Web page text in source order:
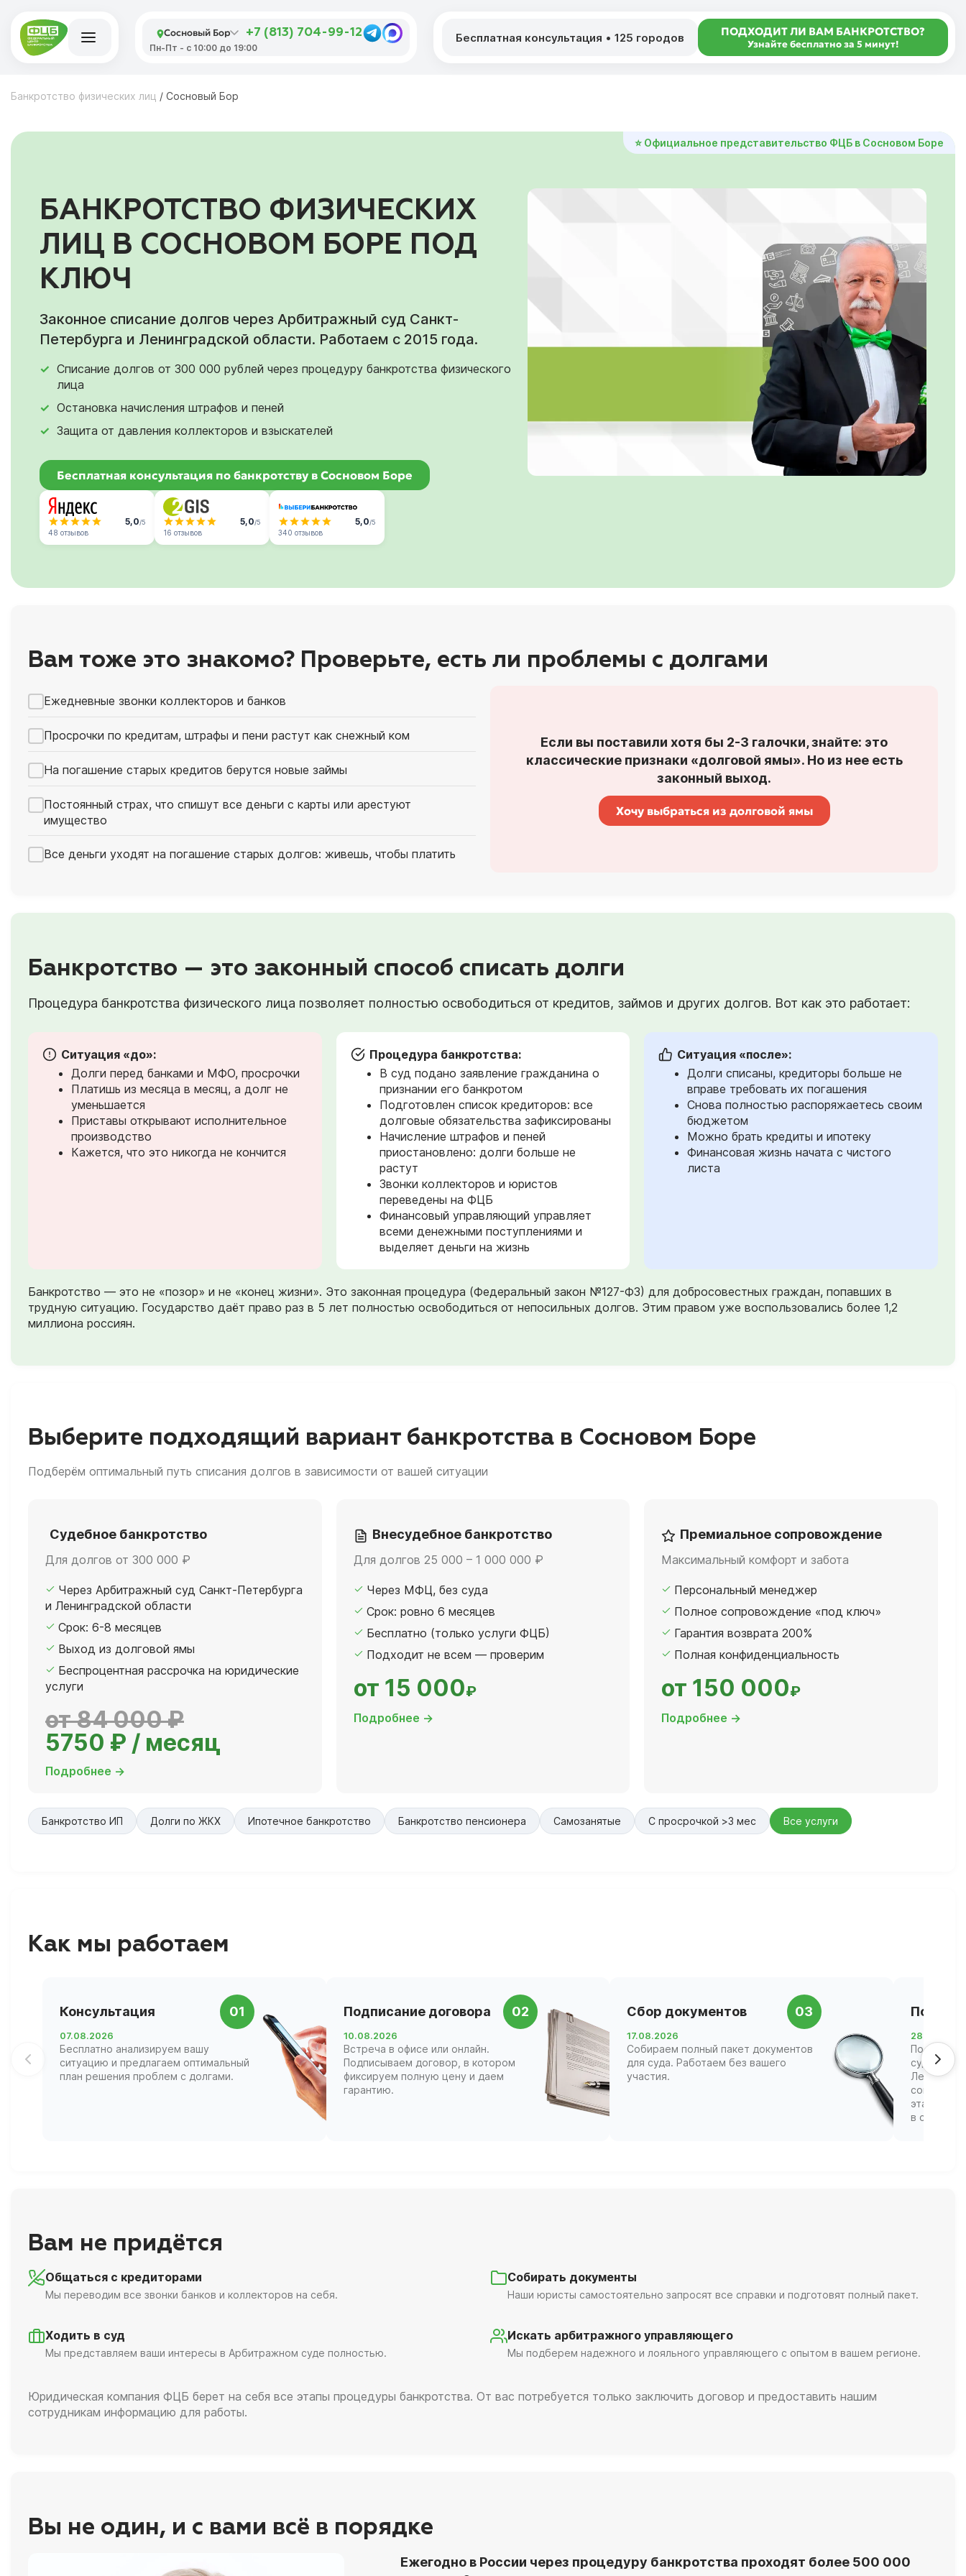
Сосновый Бор +7 (813) 704-99-12
Пн-Пт - с 10:00 до 19:00
Бесплатная консультация • 125 городов ПОДХОДИТ ЛИ ВАМ БАНКРОТСТВО?
Узнайте бесплатно за 5 минут!
Банкротство физических лиц / Сосновый Бор
⭐ Официальное представительство ФЦБ в Сосновом Боре
БАНКРОТСТВО ФИЗИЧЕСКИХ
ЛИЦ В СОСНОВОМ БОРЕ ПОД
КЛЮЧ
Законное списание долгов через Арбитражный суд Санкт-
Петербурга и Ленинградской области. Работаем с 2015 года.
Списание долгов от 300 000 рублей через процедуру банкротства физического
лица
Остановка начисления штрафов и пеней
Защита от давления коллекторов и взыскателей
Бесплатная консультация по банкротству в Сосновом Боре
5,0/5
48 отзывов
5,0/5
16 отзывов
5,0/5
340 отзывов
Вам тоже это знакомо? Проверьте, есть ли проблемы с долгами
Ежедневные звонки коллекторов и банков
Просрочки по кредитам, штрафы и пени растут как снежный ком
На погашение старых кредитов берутся новые займы
Постоянный страх, что спишут все деньги с карты или арестуют
имущество
Все деньги уходят на погашение старых долгов: живешь, чтобы платить
Если вы поставили хотя бы 2-3 галочки, знайте: это
классические признаки «долговой ямы». Но из нее есть
законный выход.
Хочу выбраться из долговой ямы
Банкротство — это законный способ списать долги
Процедура банкротства физического лица позволяет полностью освободиться от кредитов, займов и других долгов. Вот как это работает:
Ситуация «до»:
Долги перед банками и МФО, просрочки
Платишь из месяца в месяц, а долг не
уменьшается
Приставы открывают исполнительное
производство
Кажется, что это никогда не кончится
Процедура банкротства:
В суд подано заявление гражданина о
признании его банкротом
Подготовлен список кредиторов: все
долговые обязательства зафиксированы
Начисление штрафов и пеней
приостановлено: долги больше не
растут
Звонки коллекторов и юристов
переведены на ФЦБ
Финансовый управляющий управляет
всеми денежными поступлениями и
выделяет деньги на жизнь
Ситуация «после»:
Долги списаны, кредиторы больше не
вправе требовать их погашения
Снова полностью распоряжаетесь своим
бюджетом
Можно брать кредиты и ипотеку
Финансовая жизнь начата с чистого
листа
Банкротство — это не «позор» и не «конец жизни». Это законная процедура (Федеральный закон №127-ФЗ) для добросовестных граждан, попавших в
трудную ситуацию. Государство даёт право раз в 5 лет полностью освободиться от непосильных долгов. Этим правом уже воспользовались более 1,2
миллиона россиян.
Выберите подходящий вариант банкротства в Сосновом Боре
Подберём оптимальный путь списания долгов в зависимости от вашей ситуации
Судебное банкротство
Для долгов от 300 000 ₽
Через Арбитражный суд Санкт-Петербурга
и Ленинградской области
Срок: 6-8 месяцев
Выход из долговой ямы
Беспроцентная рассрочка на юридические
услуги
от 84 000 ₽
5750 ₽ / месяц
Подробнее →
Внесудебное банкротство
Для долгов 25 000 – 1 000 000 ₽
Через МФЦ, без суда
Срок: ровно 6 месяцев
Бесплатно (только услуги ФЦБ)
Подходит не всем — проверим
от 15 000₽
Подробнее →
Премиальное сопровождение
Максимальный комфорт и забота
Персональный менеджер
Полное сопровождение «под ключ»
Гарантия возврата 200%
Полная конфиденциальность
от 150 000₽
Подробнее →
Банкротство ИП Долги по ЖКХ Ипотечное банкротство Банкротство пенсионера Самозанятые С просрочкой >3 мес Все услуги
Как мы работаем
Консультация 01
07.08.2026
Бесплатно анализируем вашу
ситуацию и предлагаем оптимальный
план решения проблем с долгами.
Подписание договора 02
10.08.2026
Встреча в офисе или онлайн.
Подписываем договор, в котором
фиксируем полную цену и даем
гарантию.
Сбор документов 03
17.08.2026
Собираем полный пакет документов
для суда. Работаем без вашего
участия.
Подача
28.08.2026
Подаём
суд
этапах,
в
Вам не придётся
Общаться с кредиторами
Мы переводим все звонки банков и коллекторов на себя.
Собирать документы
Наши юристы самостоятельно запросят все справки и подготовят полный пакет.
Ходить в суд
Мы представляем ваши интересы в Арбитражном суде полностью.
Искать арбитражного управляющего
Мы подберем надежного и лояльного управляющего с опытом в вашем регионе.
Юридическая компания ФЦБ берет на себя все этапы процедуры банкротства. От вас потребуется только заключить договор и предоставить нашим
сотрудникам информацию для работы.
Вы не один, и с вами всё в порядке
Ежегодно в России через процедуру банкротства проходят более 500 000